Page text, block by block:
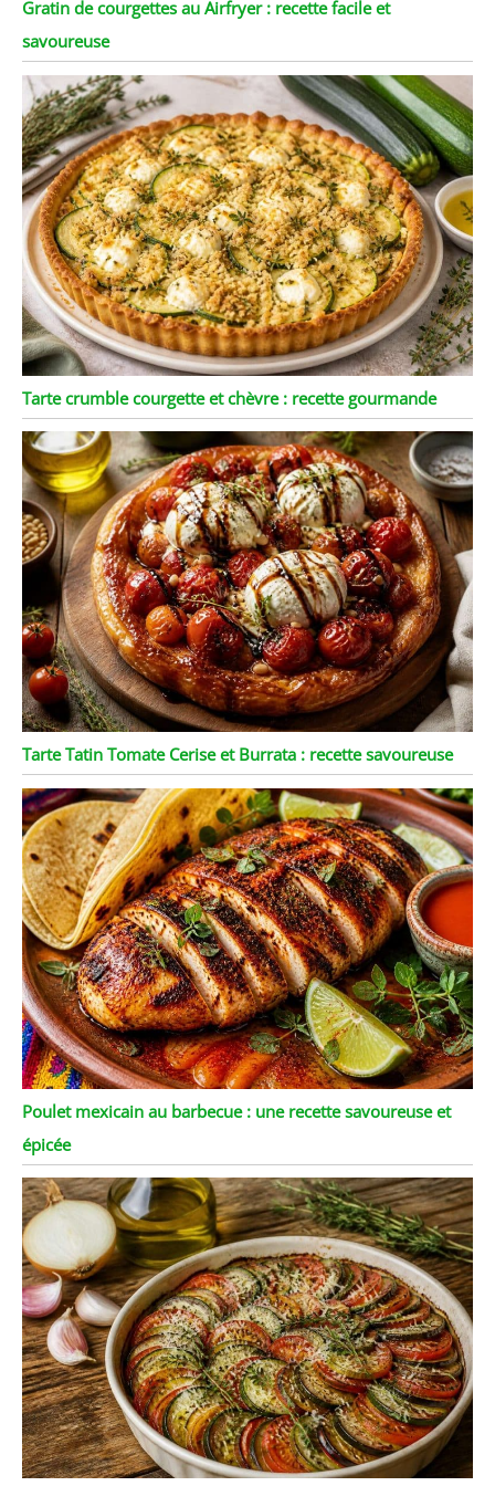
Gratin de courgettes au Airfryer : recette facile et
savoureuse
Tarte crumble courgette et chèvre : recette gourmande
Tarte Tatin Tomate Cerise et Burrata : recette savoureuse
Poulet mexicain au barbecue : une recette savoureuse et
épicée